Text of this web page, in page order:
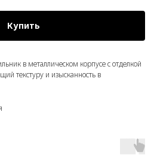
Купить
в металлическом корпусе с отделкой
текстуру и изысканность в